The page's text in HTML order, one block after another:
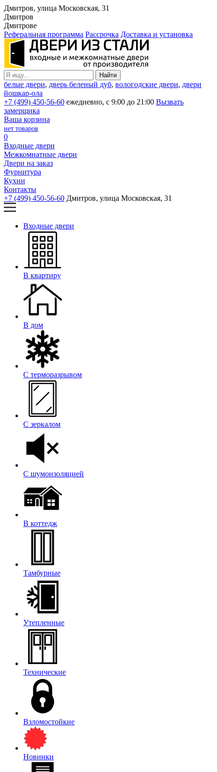
Дмитров, улица Московская, 31
Дмитров
Дмитрове
Реферальная программа Рассрочка Доставка и установка
белые двери, дверь беленый дуб, вологодские двери, двери
йошкар-ола
+7 (499) 450-56-60 ежедневно, с 9:00 до 21:00 Вызвать
замерщика
Ваша корзина
нет товаров
0
Входные двери
Межкомнатные двери
Двери на заказ
Фурнитура
Кухни
Контакты
+7 (499) 450-56-60 Дмитров, улица Московская, 31
Входные двери
В квартиру
В дом
С терморазрывом
С зеркалом
С шумоизоляцией
В коттедж
Тамбурные
Утепленные
Технические
Взломостойкие
Новинки